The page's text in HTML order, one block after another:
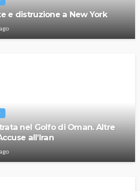
e distruzione a New York
nel Golfo di Oman. Altre
all’Iran